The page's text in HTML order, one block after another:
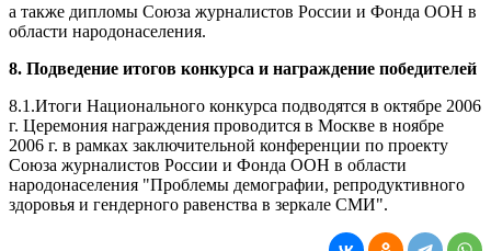
а также дипломы Союза журналистов России и Фонда ООН в
области народонаселения.
8. Подведение итогов конкурса и награждение победителей
8.1.Итоги Национального конкурса подводятся в октябре 2006
г. Церемония награждения проводится в Москве в ноябре
2006 г. в рамках заключительной конференции по проекту
Союза журналистов России и Фонда ООН в области
народонаселения "Проблемы демографии, репродуктивного
здоровья и гендерного равенства в зеркале СМИ".